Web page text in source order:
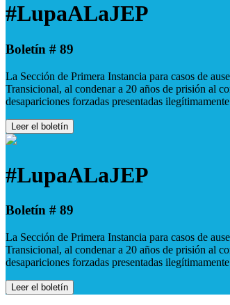
#LupaALaJEP
Boletín # 89
La Sección de Primera Instancia para casos de
Transicional, al condenar a 20 años de prisión al
desapariciones forzadas presentadas
Leer el boletín
#LupaALaJEP
Boletín # 89
La Sección de Primera Instancia para casos de
Transicional, al condenar a 20 años de prisión al
desapariciones forzadas presentadas
Leer el boletín